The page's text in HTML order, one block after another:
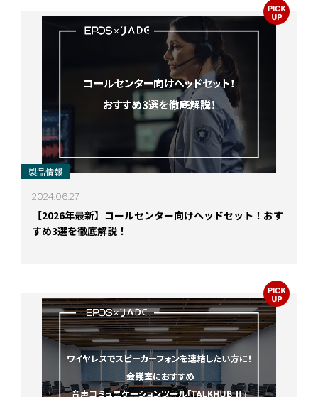
製品情報
2024.06.27
【2026年最新】コールセンター向けヘッドセット！おす
すめ3選を徹底解説！